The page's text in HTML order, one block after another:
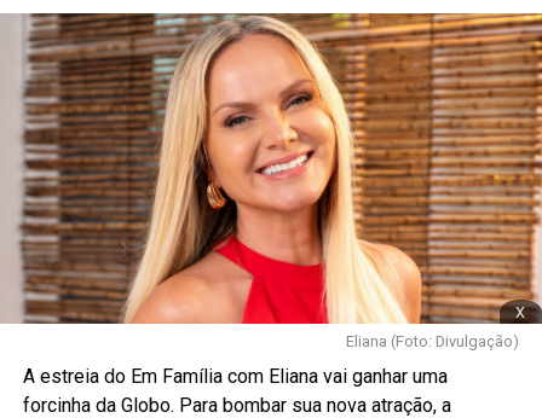
x
Eliana (Foto: Divulgação)
A estreia do Em Família com Eliana vai ganhar uma
forcinha da Globo. Para bombar sua nova atração, a